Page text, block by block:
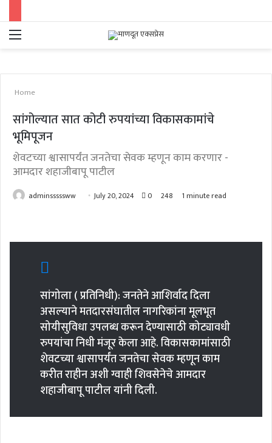
Menu
Home
सांगोल्यात सात कोटी रुपयांच्या विकासकामांचे
भूमिपूजन
शेवटच्या श्वासापर्यंत जनतेचा सेवक म्हणून काम करणार -
आमदार शहाजीबापू पाटील
adminsssssww Send July 20, 2024 0 248 1 minute read
सांगोला ( प्रतिनिधी): जनतेने आशिर्वाद दिला
असल्याने मतदारसंघातील नागरिकांना मूलभूत
सोयीसुविधा उपलब्ध करून देण्यासाठी कोट्यावधी
रुपयांचा निधी मंजूर केला आहे. विकासकामांसाठी
शेवटच्या श्वासापर्यंत जनतेचा सेवक म्हणून काम
करीत राहीन अशी ग्वाही शिवसेनेचे आमदार
शहाजीबापू पाटील यांनी दिली.